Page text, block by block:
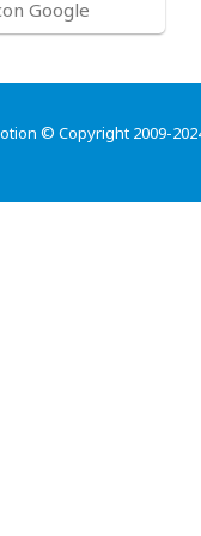
Google
© Copyright 2009-